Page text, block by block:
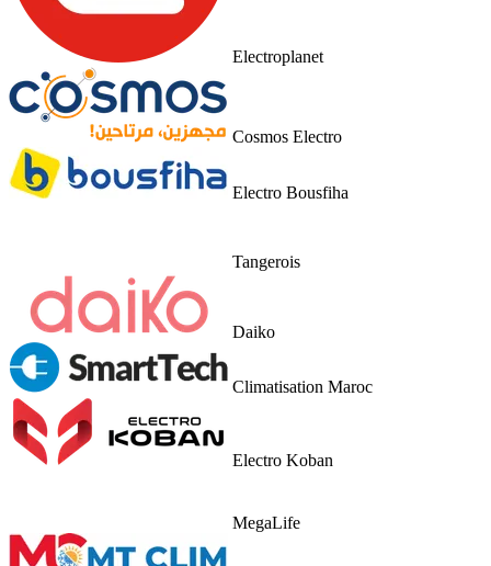
Electroplanet
Cosmos Electro
Electro Bousfiha
Tangerois
Daiko
Climatisation Maroc
Electro Koban
MegaLife